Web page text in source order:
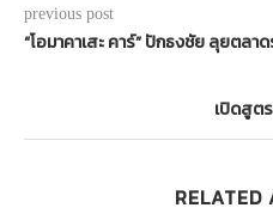
previous post
“โอมาคาเสะ คาร์” ปักธงชัย ลุยตล
เปิดสูต
RELATED